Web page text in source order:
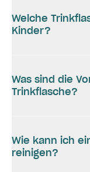
Welche
Kinder?
Was sind die
Trinkflasche?
Wie kann ich
reinigen?